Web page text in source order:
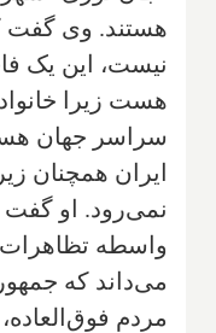
هستند. وی گفت
نیست، این یک
هست زیرا
سراسر جهان
ایران همچنان
نمی‌رود. او گفت
واسطه
می‌داند که
مردم